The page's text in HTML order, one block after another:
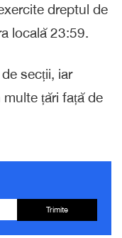
dreptul de
locală 23:59.
secții, iar
țări față de
Trimite